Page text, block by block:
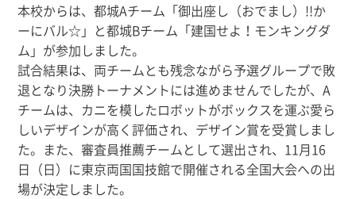
本校からは、都城Aチーム「御出座し（おでまし）!!か
ーにバル☆」と都城Bチーム「建国せよ！モンキングダ
ム」が参加しました。
試合結果は、両チームとも残念ながら予選グループで敗
退となり決勝トーナメントには進めませんでしたが、A
チームは、カニを模したロボットがボックスを運ぶ愛ら
しいデザインが高く評価され、 デザイン賞を受賞しまし
た。また、審査員推薦チームとして選出され、 11月16
日（日）に東京両国国技館で開催される全国大会への出
場が決定しました。